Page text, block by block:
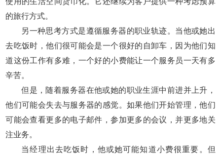
的旅行方式。
另一种思考方式是遵循服务器的职业轨迹。当他或她出
去吃饭时，他们很可能会是一个很好的自卸车，因为他们知
道这份工作有多难，一个好的小费能让一个服务员一天有多
辛苦。
但是，随着服务器在他或她的职业生涯中前进并上升，
他们可能会失去与服务器的感觉。如果他们开始管理，他们
可能会查看更多的电子邮件，参加更多的会议，并更多地关
注业务。
当经理出去吃饭时，他或她可能知道小费很重要。但